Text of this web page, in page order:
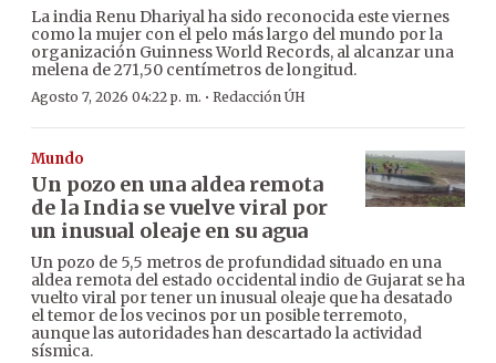
La india Renu Dhariyal ha sido reconocida este viernes
como la mujer con el pelo más largo del mundo por la
organización Guinness World Records, al alcanzar una
melena de 271,50 centímetros de longitud.
Agosto 7, 2026 04:22 p. m. · Redacción ÚH
Mundo
Un pozo en una aldea remota
de la India se vuelve viral por
un inusual oleaje en su agua
Un pozo de 5,5 metros de profundidad situado en una
aldea remota del estado occidental indio de Gujarat se ha
vuelto viral por tener un inusual oleaje que ha desatado
el temor de los vecinos por un posible terremoto,
aunque las autoridades han descartado la actividad
sísmica.